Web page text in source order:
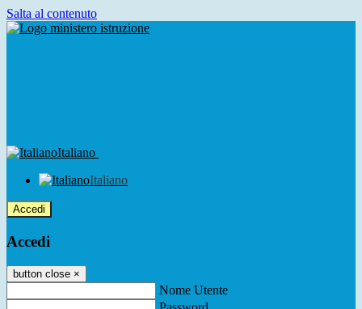
Salta al contenuto
Italiano
Italiano
Accedi
Accedi
button close ×
Nome Utente